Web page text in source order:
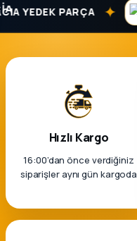
YEDEK PARÇA ✦
Hızlı Kargo
16:00’dan önce verdiğiniz
siparişler aynı gün kargoda